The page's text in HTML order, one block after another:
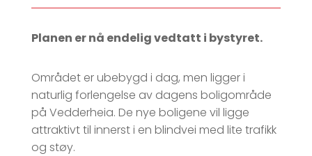
Planen er nå endelig vedtatt i bystyret.
Området er ubebygd i dag, men ligger i
naturlig forlengelse av dagens boligområde
på Vedderheia. De nye boligene vil ligge
attraktivt til innerst i en blindvei med lite trafikk
og støy.